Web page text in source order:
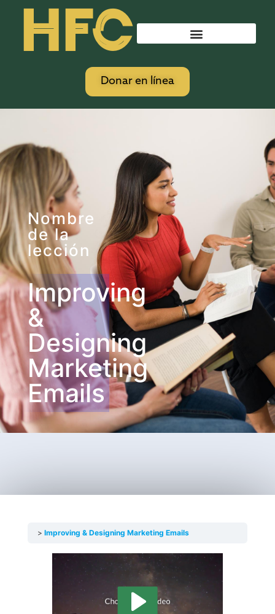
HFC
Donar en línea
Nombre
de la
lección
Improving
&
Designing
Marketing
Emails
Improving & Designing Marketing Emails